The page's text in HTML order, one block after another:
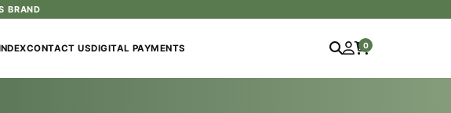
BRAND
CONTACT USDIGITAL PAYMENTS 0